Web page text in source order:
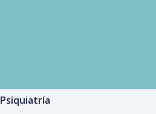
Psiquiatría